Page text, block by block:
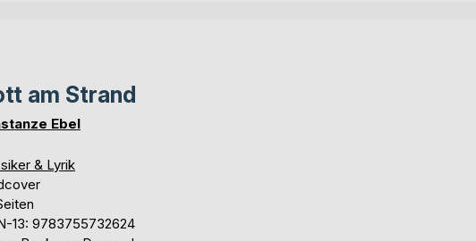
am Strand
Ebel
& Lyrik
13: 9783755732624